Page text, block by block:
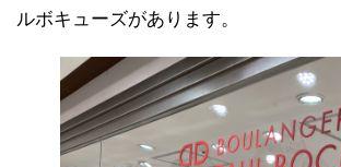
ルボキューズがあります。